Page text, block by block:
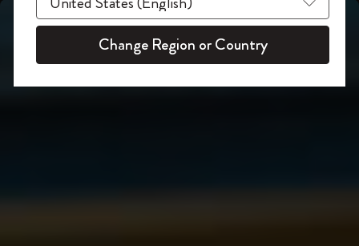
今すぐ会員登録 !
Change Region or Country